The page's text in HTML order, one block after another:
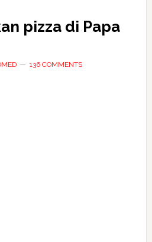
pizza di Papa
136 COMMENTS